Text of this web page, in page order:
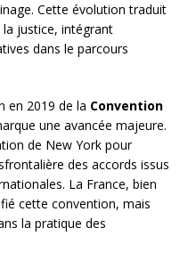
Cette évolution traduit
justice, intégrant
dans le parcours
en 2019 de la Convention
une avancée majeure.
de New York pour
des accords issus
La France, bien
cette convention, mais
la pratique des